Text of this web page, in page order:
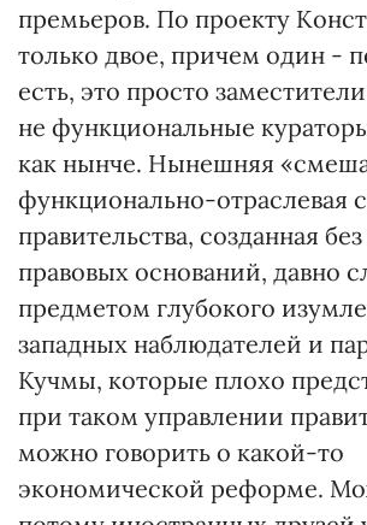
премьеров. По проекту
только двое, причем один -
есть, это просто
не функциональные
как нынче. Нынешняя
функционально-отраслевая
правительства, созданная
правовых оснований, давно
предметом глубокого
западных наблюдателей и
Кучмы, которые плохо
при таком управлении
можно говорить о какой-то
экономической реформе.